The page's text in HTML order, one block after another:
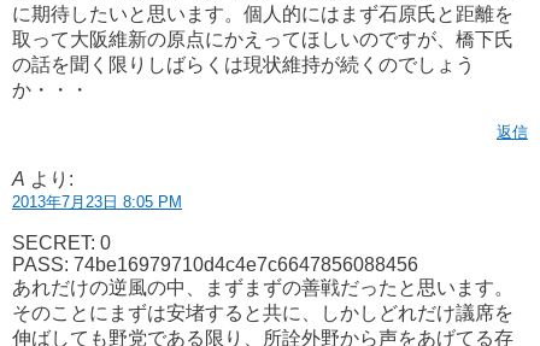
に期待したいと思います。個人的にはまず石原氏と距離を
取って大阪維新の原点にかえってほしいのですが、橋下氏
の話を聞く限りしばらくは現状維持が続くのでしょう
か・・・
返信
A より:
2013年7月23日 8:05 PM
SECRET: 0
PASS: 74be16979710d4c4e7c6647856088456
あれだけの逆風の中、まずまずの善戦だったと思います。
そのことにまずは安堵すると共に、しかしどれだけ議席を
伸ばしても野党である限り、所詮外野から声をあげてる存